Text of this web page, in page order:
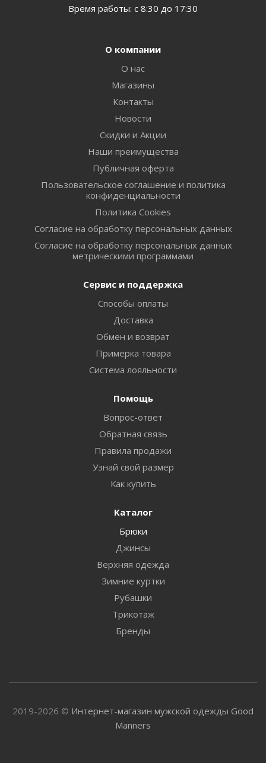
Время работы: с 8:30 до 17:30
О компании
О нас
Магазины
Контакты
Новости
Скидки и Акции
Наши преимущества
Публичная оферта
Пользовательское соглашение и политика
конфиденциальности
Политика Cookies
Согласие на обработку персональных данных
Согласие на обработку персональных данных
метрическими программами
Сервис и поддержка
Способы оплаты
Доставка
Обмен и возврат
Примерка товара
Система лояльности
Помощь
Вопрос-ответ
Обратная связь
Правила продажи
Узнай свой размер
Как купить
Каталог
Брюки
Джинсы
Верхняя одежда
Зимние куртки
Рубашки
Трикотаж
Бренды
2019-2026 © Интернет-магазин мужской одежды Good
Manners